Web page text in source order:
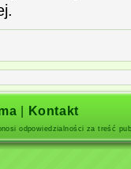
Kontakt
odpowiedzialności za treść